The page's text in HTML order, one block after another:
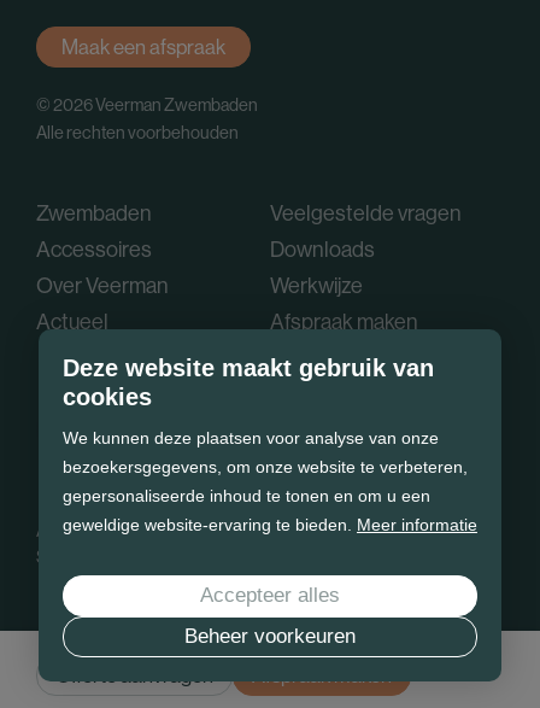
Deze website maakt gebruik van
cookies
We kunnen deze plaatsen voor analyse van onze
bezoekersgegevens, om onze website te verbeteren,
gepersonaliseerde inhoud te tonen en om u een
geweldige website-ervaring te bieden. Meer informatie
Beheer voorkeuren
Accepteer alles
Maak een afspraak
© 2026 Veerman Zwembaden
Alle rechten voorbehouden
Zwembaden
Accessoires
Over Veerman
Actueel
Veelgestelde vragen
Downloads
Werkwijze
Afspraak maken
Algemene voorwaardenPrivacy policyCookie statement
Sitemap